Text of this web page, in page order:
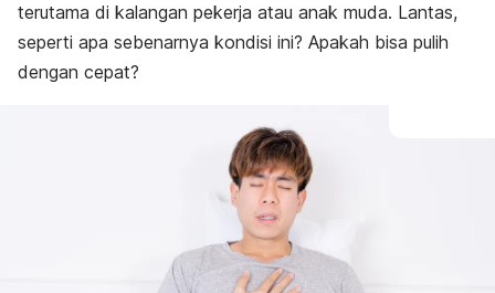
Pengobatan
terutama di kalangan pekerja atau anak muda. Lantas,
seperti apa sebenarnya kondisi ini? Apakah bisa pulih
dengan cepat?